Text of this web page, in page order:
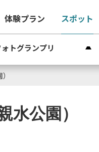
体験プラン スポット
トグランプリ
水公園）